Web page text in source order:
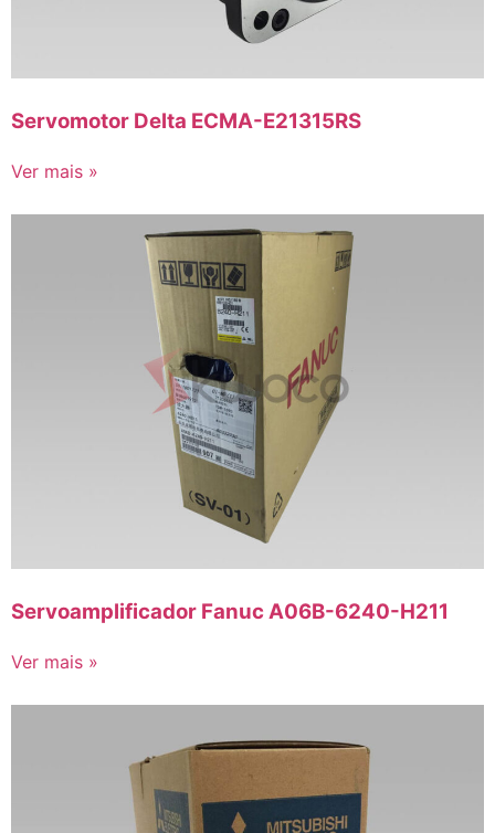
Servomotor Delta ECMA-E21315RS
Ver mais »
Servoamplificador Fanuc A06B-6240-H211
Ver mais »